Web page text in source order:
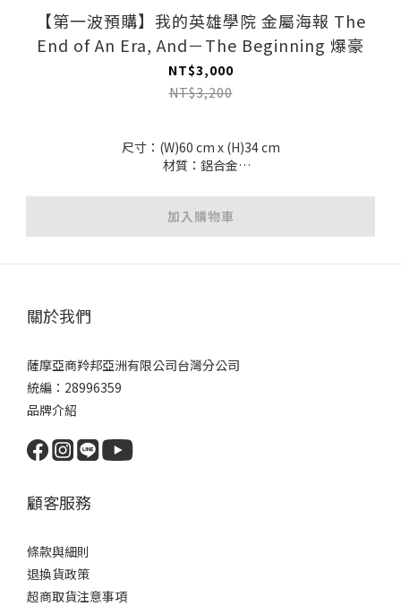
【第一波預購】我的英雄學院 金屬海報 The
End of An Era, And－The Beginning 爆豪
NT$3,000
NT$3,200
尺寸：(W)60 cm x (H)34 cm
材質：鋁合金
※附3M無痕膠條(魔鬼氈)
加入購物車
關於我們
薩摩亞商羚邦亞洲有限公司台灣分公司
統編：28996359
品牌介紹
顧客服務
條款與細則
退換貨政策
超商取貨注意事項